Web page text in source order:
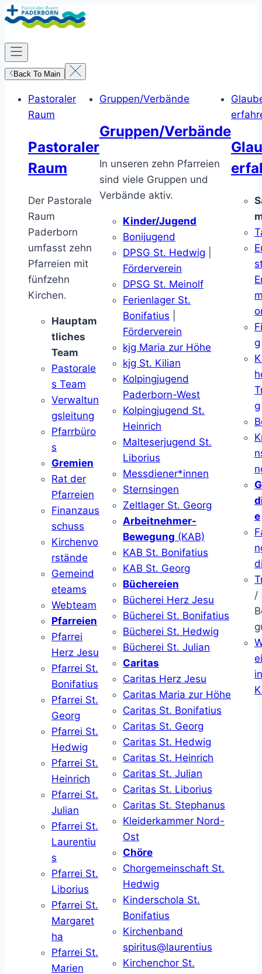
Zum
Inhalt
springen
Back To Main
Pastoraler
Raum
Pastoraler
Raum
Der Pastorale
Raum
Paderborn
umfasst zehn
Pfarreien mit
fünfzehn
Kirchen.
Hauptam
tliches
Team
Pastorale
s Team
Verwaltun
gsleitung
Pfarrbüro
s
Gremien
Rat der
Pfarreien
Finanzaus
schuss
Kirchenvo
rstände
Gemeind
eteams
Webteam
Pfarreien
Pfarrei
Herz Jesu
Pfarrei St.
Bonifatius
Pfarrei St.
Georg
Pfarrei St.
Hedwig
Pfarrei St.
Heinrich
Pfarrei St.
Julian
Pfarrei St.
Laurentiu
s
Pfarrei St.
Liborius
Pfarrei St.
Margaret
ha
Pfarrei St.
Marien
Gruppen/Verbände
Gruppen/Verbände
In unseren zehn Pfarreien
sind viele Gruppen und
Verbände aktiv.
Kinder/Jugend
Bonijugend
DPSG St. Hedwig
Förderverein
DPSG St. Meinolf
Ferienlager St.
Bonifatius
Förderverein
kjg Maria zur Höhe
kjg St. Kilian
Kolpingjugend
Paderborn-West
Kolpingjugend St.
Heinrich
Malteserjugend St.
Liborius
Messdiener*innen
Sternsingen
Zeltlager St. Georg
Arbeitnehmer-
Bewegung (KAB)
KAB St. Bonifatius
KAB St. Georg
Büchereien
Bücherei Herz Jesu
Bücherei St. Bonifatius
Bücherei St. Hedwig
Bücherei St. Julian
Caritas
Caritas Herz Jesu
Caritas Maria zur Höhe
Caritas St. Bonifatius
Caritas St. Georg
Caritas St. Hedwig
Caritas St. Heinrich
Caritas St. Julian
Caritas St. Liborius
Caritas St. Stephanus
Kleiderkammer Nord-
Ost
Chöre
Chorgemeinschaft St.
Hedwig
Kinderschola St.
Bonifatius
Kirchenband
spiritus@laurentius
Kirchenchor St.
g
g
e
/